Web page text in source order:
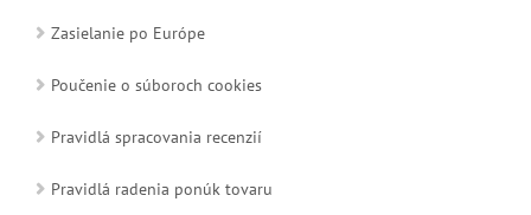
Zasielanie po Európe
Poučenie o súboroch cookies
Pravidlá spracovania recenzií
Pravidlá radenia ponúk tovaru